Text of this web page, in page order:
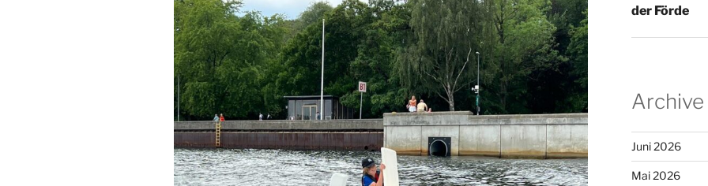
der Förde
Archive
Juni 2026
Mai 2026